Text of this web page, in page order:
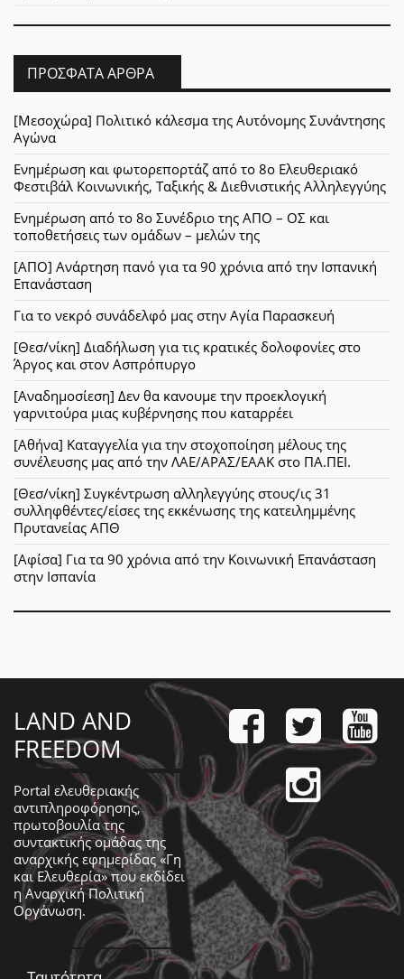
ΠΡΌΣΦΑΤΑ ΆΡΘΡΑ
[Μεσοχώρα] Πολιτικό κάλεσμα της Αυτόνομης Συνάντησης
Αγώνα
Ενημέρωση και φωτορεπορτάζ από το 8ο Ελευθεριακό
Φεστιβάλ Κοινωνικής, Ταξικής & Διεθνιστικής Αλληλεγγύης
Ενημέρωση από το 8ο Συνέδριο της ΑΠΟ – ΟΣ και
τοποθετήσεις των ομάδων – μελών της
[ΑΠΟ] Ανάρτηση πανό για τα 90 χρόνια από την Ισπανική
Επανάσταση
Για το νεκρό συνάδελφό μας στην Αγία Παρασκευή
[Θεσ/νίκη] Διαδήλωση για τις κρατικές δολοφονίες στο
Άργος και στον Ασπρόπυργο
[Αναδημοσίεση] Δεν θα κανουμε την προεκλογική
γαρνιτούρα μιας κυβέρνησης που καταρρέει
[Αθήνα] Καταγγελία για την στοχοποίηση μέλους της
συνέλευσης μας από την ΛΑΕ/ΑΡΑΣ/ΕΑΑΚ στο ΠΑ.ΠΕΙ.
[Θεσ/νίκη] Συγκέντρωση αλληλεγγύης στους/ις 31
συλληφθέντες/είσες της εκκένωσης της κατειλημμένης
Πρυτανείας ΑΠΘ
[Αφίσα] Για τα 90 χρόνια από την Κοινωνική Επανάσταση
στην Ισπανία
LAND AND
FREEDOM
Portal ελευθεριακής
αντιπληροφόρησης,
πρωτοβουλία της
συντακτικής ομάδας της
αναρχικής εφημερίδας «Γη
και Ελευθερία» που εκδίδει
ηΑναρχική Πολιτική
Οργάνωση.